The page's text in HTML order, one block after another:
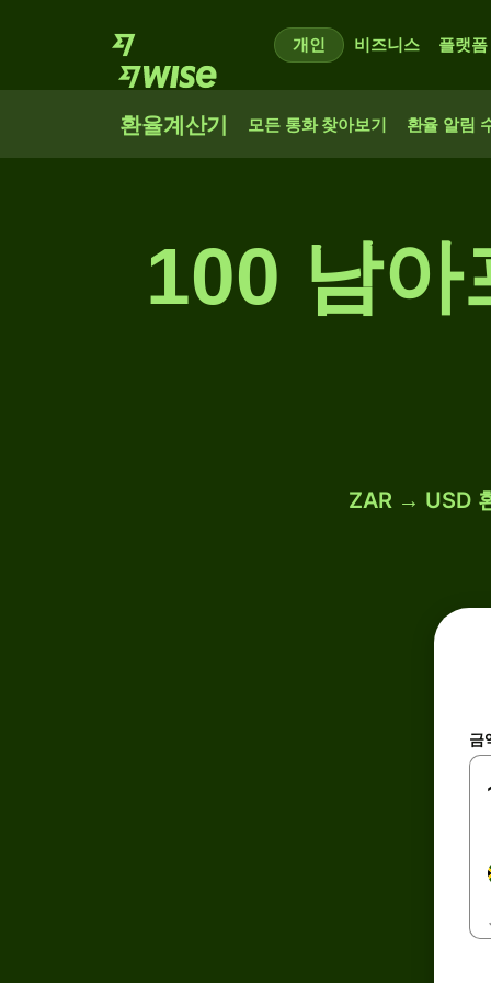
개인 비즈니스 플랫폼
환율계산기 모든 통화 찾아보기 환율 알림
100 남
ZAR → USD
금